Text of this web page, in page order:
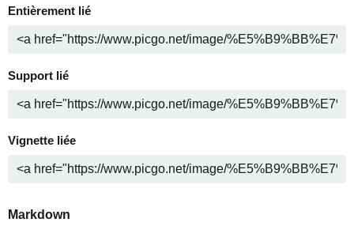
Entièrement lié
Support lié
Vignette liée
Markdown